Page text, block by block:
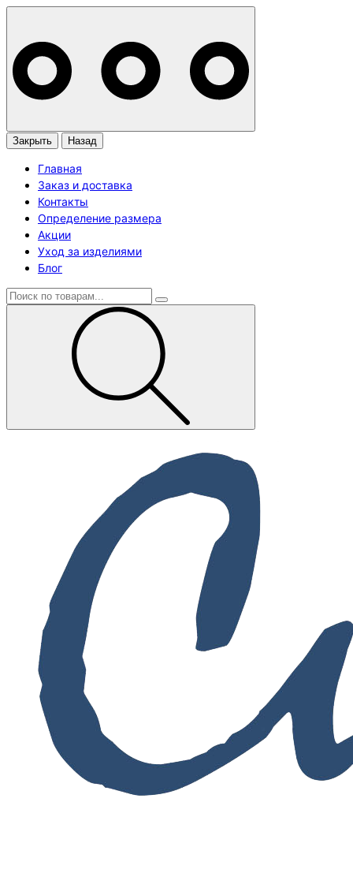
Закрыть Назад
Главная
Заказ и доставка
Контакты
Определение размера
Акции
Уход за изделиями
Блог